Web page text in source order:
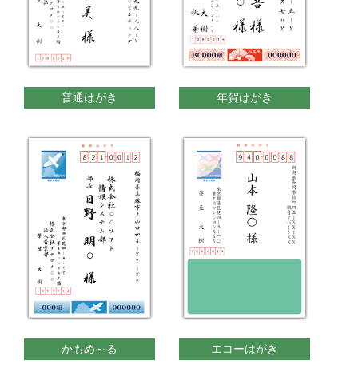
普通はがき 年賀はがき
かもめ～る エコーはがき